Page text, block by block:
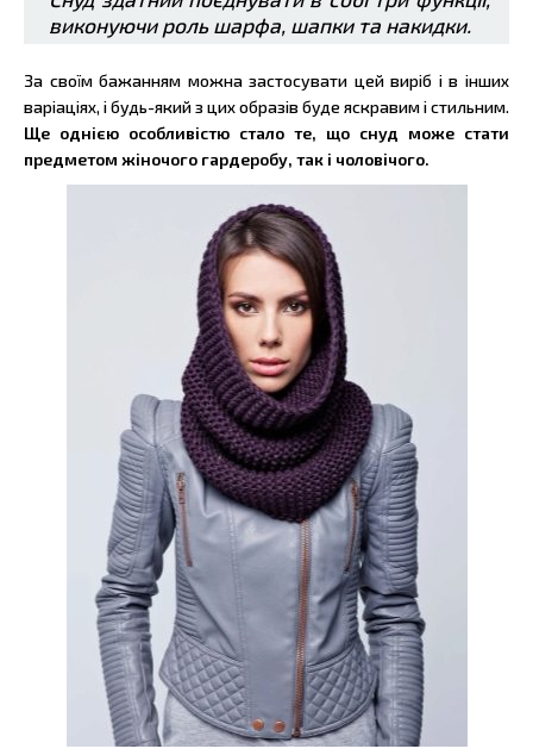
виконуючи роль шарфа, шапки та накидки.
За своїм бажанням можна застосувати цей виріб і в інших
варіаціях, і будь-який з цих образів буде яскравим і стильним.
Ще однією особливістю стало те, що снуд може стати
предметом жіночого гардеробу, так і чоловічого.